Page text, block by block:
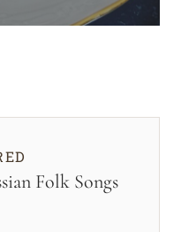
Folk Songs